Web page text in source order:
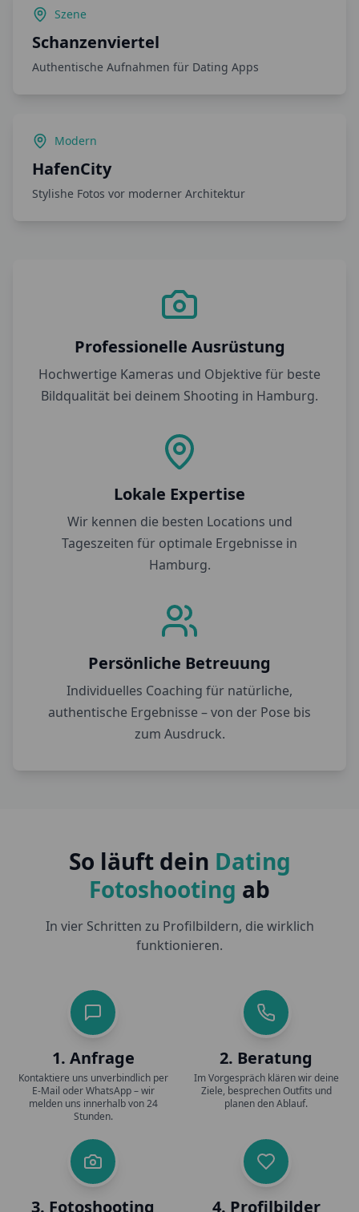
Szene
Schanzenviertel
Authentische Aufnahmen für Dating Apps
Modern
HafenCity
Stylishe Fotos vor moderner Architektur
Professionelle Ausrüstung
Hochwertige Kameras und Objektive für beste
Bildqualität bei deinem Shooting in Hamburg.
Lokale Expertise
Wir kennen die besten Locations und
Tageszeiten für optimale Ergebnisse in
Hamburg.
Persönliche Betreuung
Individuelles Coaching für natürliche,
authentische Ergebnisse – von der Pose bis
zum Ausdruck.
So läuft dein Dating
Fotoshooting ab
In vier Schritten zu Profilbildern, die wirklich
funktionieren.
1. Anfrage
Kontaktiere uns unverbindlich per
E-Mail oder WhatsApp – wir
melden uns innerhalb von 24
Stunden.
2. Beratung
Im Vorgespräch klären wir deine
Ziele, besprechen Outfits und
planen den Ablauf.
3. Fotoshooting 4. Profilbilder